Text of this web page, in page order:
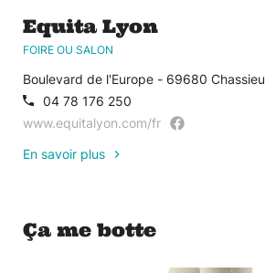
Equita Lyon
FOIRE OU SALON
Boulevard de l'Europe - 69680 Chassieu
04 78 176 250
www.equitalyon.com/fr
En savoir plus
Ça me botte